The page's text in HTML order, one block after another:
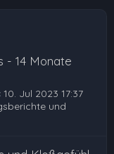
- 14 Monate
10. Jul 2023 17:37
und